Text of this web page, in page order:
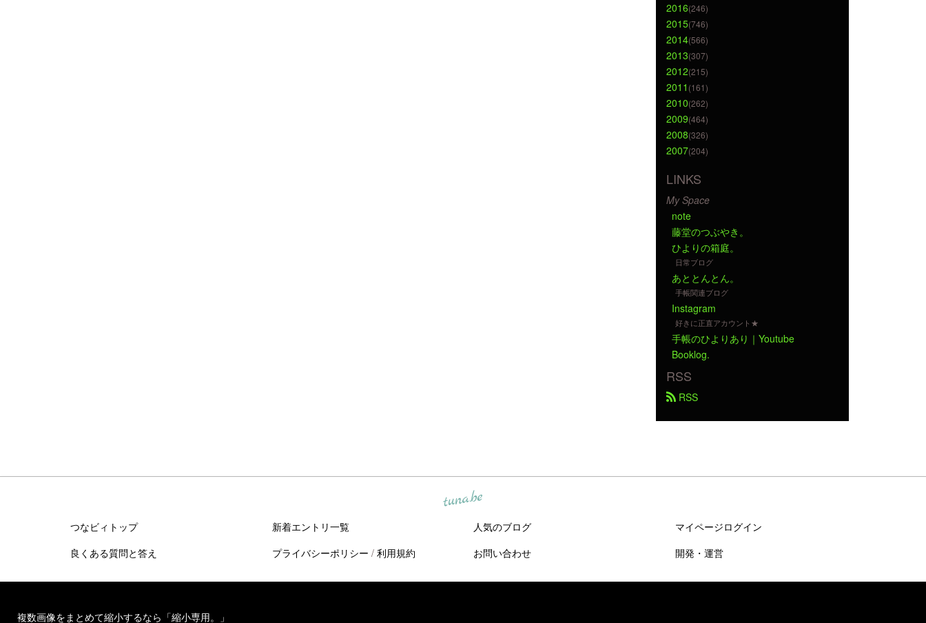
2016(246)
2015(746)
2014(566)
2013(307)
2012(215)
2011 (161)
2010(262)
2009(464)
2008(326)
2007(204)
LINKS
My Space
note
藤堂のつぶやき。
ひよりの箱庭。
日常ブログ
あととんとん。
手帳関連ブログ
Instagram
好きに正直アカウント★
手帳のひよりあり｜Youtube
Booklog.
RSS
RSS
tuna.be
つなビィトップ 新着エントリ一覧 人気のブログ
マイページログイン
良くある質問と答え
プライバシーポリシー / 利用規約 お問い合わせ 開発・運営
複数画像をまとめて縮小するなら「縮小専用。」